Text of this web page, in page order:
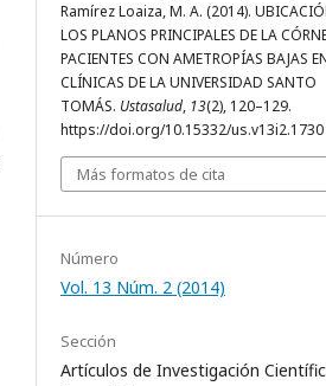
Ramírez Loaiza, M. A. (2014).
LOS PLANOS PRINCIPALES DE LA
PACIENTES CON AMETROPÍAS BAJAS
CLÍNICAS DE LA UNIVERSIDAD SANTO
TOMÁS. Ustasalud, 13(2), 120–129.
https://doi.org/10.15332/us.v13i2.1730
Más formatos de cita
Número
Vol. 13 Núm. 2 (2014)
Sección
Artículos de Investigación